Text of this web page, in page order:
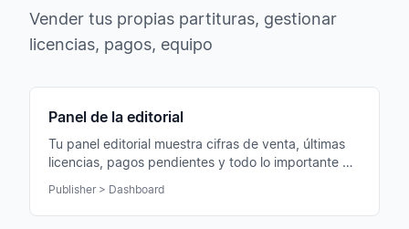
Vender tus propias partituras, gestionar
licencias, pagos, equipo
Panel de la editorial
Tu panel editorial muestra cifras de venta, últimas
licencias, pagos pendientes y todo lo importante de
Publisher > Dashboard